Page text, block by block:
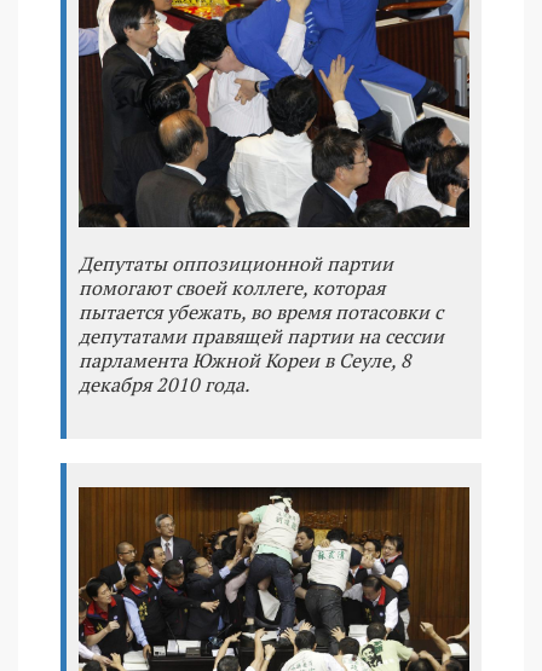
Депутаты оппозиционной партии
помогают своей коллеге, которая
пытается убежать, во время потасовки с
депутатами правящей партии на сессии
парламента Южной Кореи в Сеуле, 8
декабря 2010 года.